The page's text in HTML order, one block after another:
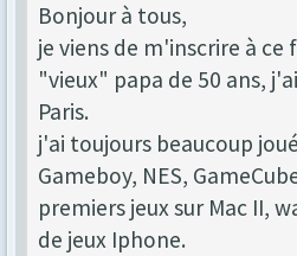
Bonjour à tous,
je viens de m'inscrire à ce
"vieux" papa de 50 ans,
Paris.
j'ai toujours beaucoup
Gameboy, NES,
premiers jeux sur Mac II,
de jeux Iphone.